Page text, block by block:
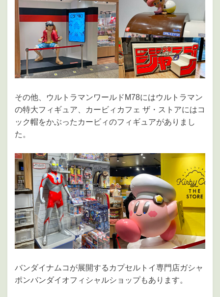
その他、ウルトラマンワールドM78にはウルトラマン
の特大フィギュア、カービィカフェ ザ・ストアにはコ
ック帽をかぶったカービィのフィギュアがありまし
た。
バンダイナムコが展開するカプセルトイ専門店ガシャ
ポンバンダイオフィシャルショップもあります。